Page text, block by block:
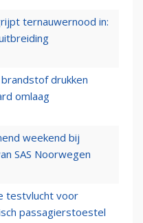
ternauwernood in:
drukken
omlaag
weekend bij
SAS Noorwegen
testvlucht voor
passagierstoestel